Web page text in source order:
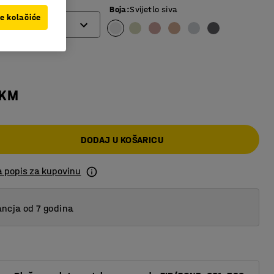
Boja:Svijetlo siva
DODAJ U KOŠARICU
popis za kupovinu
od 7 godina
kolačiće